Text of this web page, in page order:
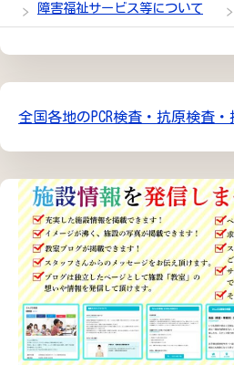
障害福祉サービス等について
全国各地のPCR検査・抗原検査